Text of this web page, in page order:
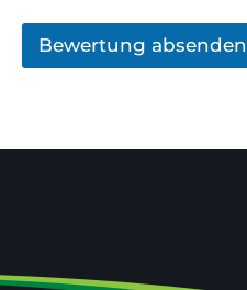
Bewertung absenden